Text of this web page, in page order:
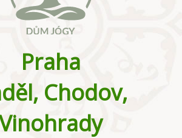
Praha
Chodov,